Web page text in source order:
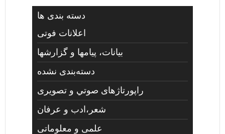
دسته بندی ها
اعلانات فوتی
بیانات، پیامها و گزارشها
دسته‌بندی نشده
راپورتاژهای صوتي و تصويری
شعر،ادب و عرفان
علمی و معلوماتی